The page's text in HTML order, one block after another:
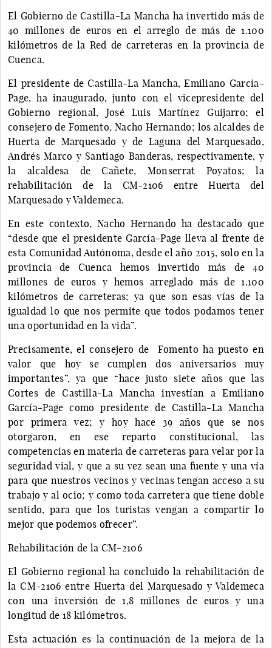
El Gobierno de Castilla-La Mancha ha invertido más de
40 millones de euros en el arreglo de más de 1.100
kilómetros de la Red de carreteras en la provincia de
Cuenca.
El presidente de Castilla-La Mancha, Emiliano García-
Page, ha inaugurado, junto con el vicepresidente del
Gobierno regional, José Luis Martínez Guijarro; el
consejero de Fomento, Nacho Hernando; los alcaldes de
Huerta de Marquesado y de Laguna del Marquesado,
Andrés Marco y Santiago Banderas, respectivamente, y
la alcaldesa de Cañete, Monserrat Poyatos; la
rehabilitación de la CM-2106 entre Huerta del
Marquesado y Valdemeca.
En este contexto, Nacho Hernando ha destacado que
“desde que el presidente García-Page lleva al frente de
esta Comunidad Autónoma, desde el año 2015, solo en la
provincia de Cuenca hemos invertido más de 40
millones de euros y hemos arreglado más de 1.100
kilómetros de carreteras; ya que son esas vías de la
igualdad lo que nos permite que todos podamos tener
una oportunidad en la vida”.
Precisamente, el consejero de Fomento ha puesto en
valor que hoy se cumplen dos aniversarios muy
importantes”, ya que “hace justo siete años que las
Cortes de Castilla-La Mancha investían a Emiliano
García-Page como presidente de Castilla-La Mancha
por primera vez; y hoy hace 39 años que se nos
otorgaron, en ese reparto constitucional, las
competencias en materia de carreteras para velar por la
seguridad vial, y que a su vez sean una fuente y una vía
para que nuestros vecinos y vecinas tengan acceso a su
trabajo y al ocio; y como toda carretera que tiene doble
sentido, para que los turistas vengan a compartir lo
mejor que podemos ofrecer”.
Rehabilitación de la CM-2106
El Gobierno regional ha concluido la rehabilitación de
la CM-2106 entre Huerta del Marquesado y Valdemeca
con una inversión de 1,8 millones de euros y una
longitud de 18 kilómetros.
Esta actuación es la continuación de la mejora de la